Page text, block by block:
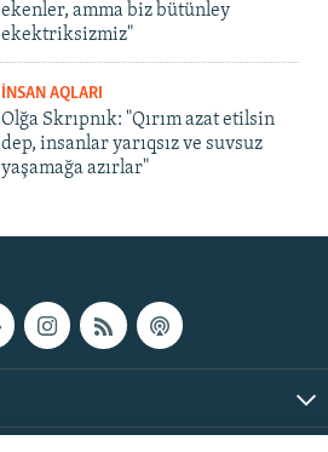
ekenler, amma biz bütünley
ekektriksizmiz"
İNSAN AQLARI
Olğa Skrıpnık: "Qırım azat etilsin
dep, insanlar yarıqsız ve suvsuz
yaşamağa azırlar"